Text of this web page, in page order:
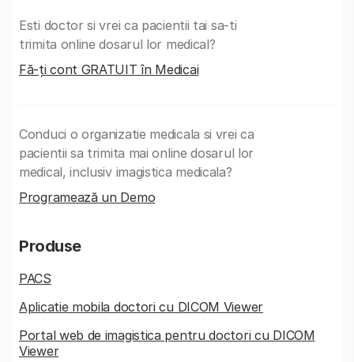
Esti doctor si vrei ca pacientii tai sa-ti
trimita online dosarul lor medical?
Fă-ți cont GRATUIT în Medicai
Conduci o organizatie medicala si vrei ca
pacientii sa trimita mai online dosarul lor
medical, inclusiv imagistica medicala?
Programează un Demo
Produse
PACS
Aplicatie mobila doctori cu DICOM Viewer
Portal web de imagistica pentru doctori cu DICOM
Viewer